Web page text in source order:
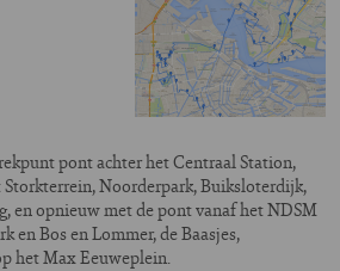
pont achter het Centraal Station,
Noorderpark, Buiksloterdijk,
en opnieuw met de pont vanaf het NDSM
en Bos en Lommer, de Baasjes,
het Max Eeuweplein.